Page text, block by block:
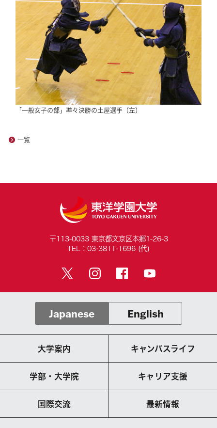
「一般女子の部」準々決勝の土屋選手（左）
一覧
〒113-0033 東京都文京区本郷1-26-3
TEL：03-3811-1696 (代)
Japanese English
大学案内 キャンパスライフ
学部・大学院 キャリア支援
国際交流 最新情報